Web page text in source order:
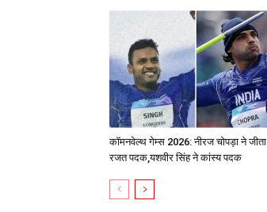
कॉमनवेल्थ गेम्स 2026: नीरज चोपड़ा ने जीता
रजत पदक,यशवीर सिंह ने कांस्य पदक